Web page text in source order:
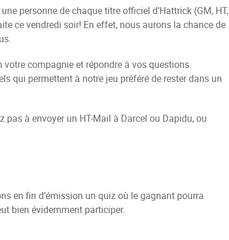
personne de chaque titre officiel d’Hattrick (GM, HT,
ce vendredi soir! En effet, nous aurons la chance de
compagnie et répondre à vos questions.
qui permettent à notre jeu préféré de rester dans un
pas à envoyer un HT-Mail à Darcel ou Dapidu, ou
en fin d’émission un quiz où le gagnant pourra
bien évidemment participer.